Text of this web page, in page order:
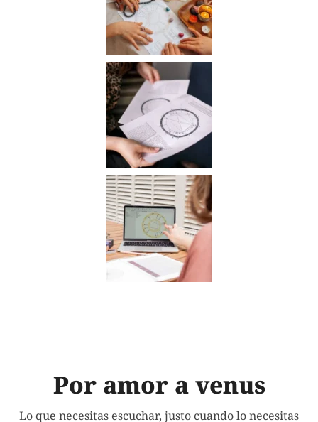
Por amor a venus
Lo que necesitas escuchar, justo cuando lo necesitas